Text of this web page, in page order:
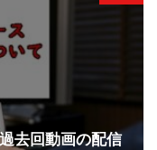
去回動画の配信